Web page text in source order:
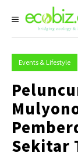
Events & Lifestyle
Sekitar